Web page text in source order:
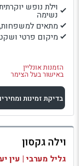
נשימה
מתאים למשפחות,
מיקום פרטי
הזמנות אונליין
באישור בעל הצימר
בדיקת זמינות
למתחם זה
בדיקת זמינות ומחירים
וילה גקסון
גליל מערבי | עין